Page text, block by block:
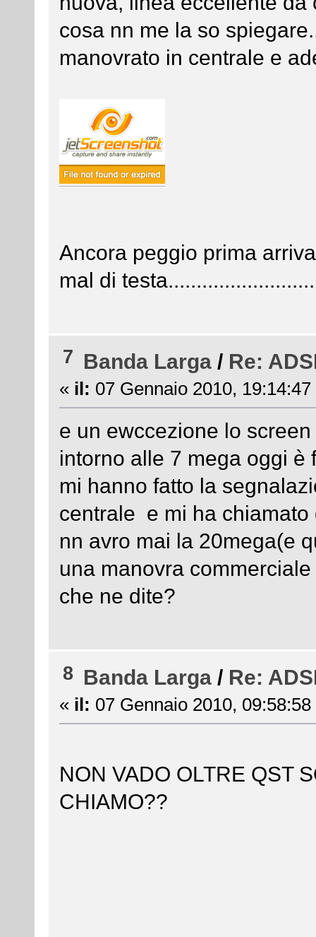
cosa nn me la so
manovrato in centrale e
Ancora peggio prima
mal di
7 Banda Larga / Re:
« il: 07 Gennaio 2010, 19:14:47
e un ewccezione lo
intorno alle 7 mega oggi è
mi hanno fatto la
centrale e mi ha
nn avro mai la 20mega(e
una manovra
che ne dite?
8 Banda Larga / Re:
« il: 07 Gennaio 2010, 09:58:58
NON VADO OLTRE QST
CHIAMO??